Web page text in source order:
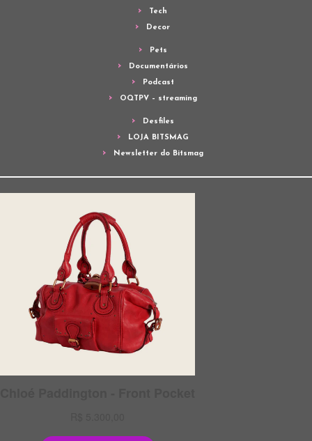
Tech
Decor
Pets
Documentários
Podcast
OQTPV – streaming
Desfiles
LOJA BITSMAG
Newsletter do Bitsmag